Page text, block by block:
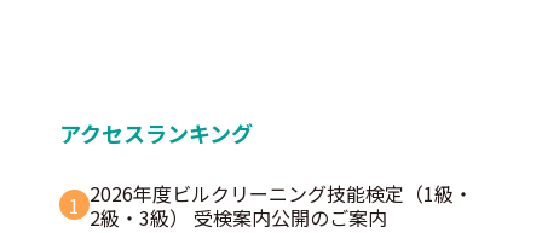
アクセスランキング
1 2026年度ビルクリーニング技能検定（1級・
2級・3級） 受検案内公開のご案内